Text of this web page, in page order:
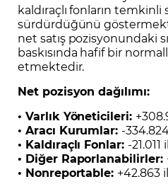
kaldıraçlı fonların temkinli
sürdürdüğünü
net satış pozisyonundaki
baskısında hafif bir
etmektedir.
Net pozisyon dağılımı:
• Varlık Yöneticileri:
• Aracı Kurumlar: -
• Kaldıraçlı Fonlar: -
• Diğer Raporlanabilirler:
• Nonreportable: +42.863